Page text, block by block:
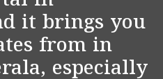
it brings you
from in
especially